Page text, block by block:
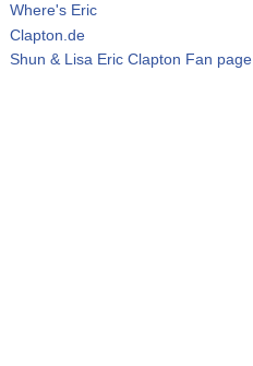
Where's Eric
Clapton.de
Shun & Lisa Eric Clapton Fan page